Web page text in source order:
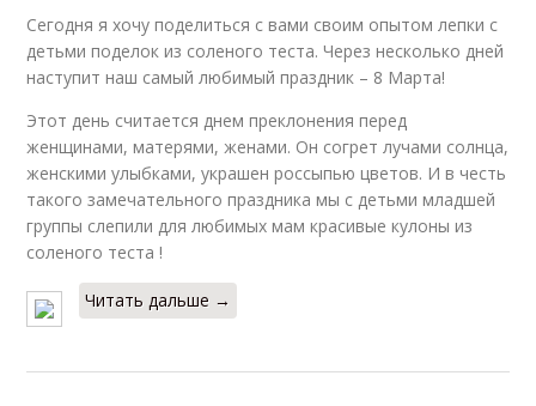
Сегодня я хочу поделиться с вами своим опытом лепки с
детьми поделок из соленого теста. Через несколько дней
наступит наш самый любимый праздник – 8 Марта!
Этот день считается днем преклонения перед
женщинами, матерями, женами. Он согрет лучами солнца,
женскими улыбками, украшен россыпью цветов. И в честь
такого замечательного праздника мы с детьми младшей
группы слепили для любимых мам красивые кулоны из
соленого теста !
Читать дальше →